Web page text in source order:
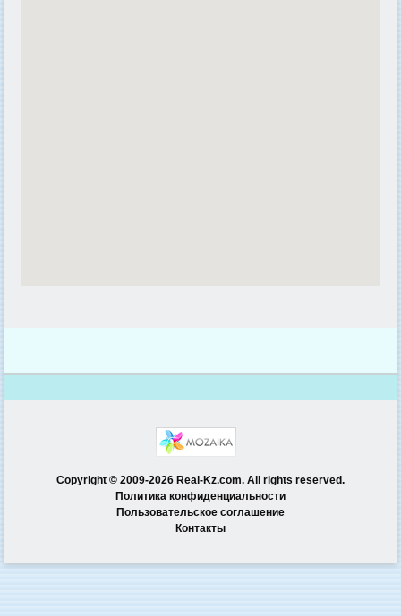
Copyright © 2009-2026 Real-Kz.com. All rights reserved.
Политика конфиденциальности
Пользовательское соглашение
Контакты